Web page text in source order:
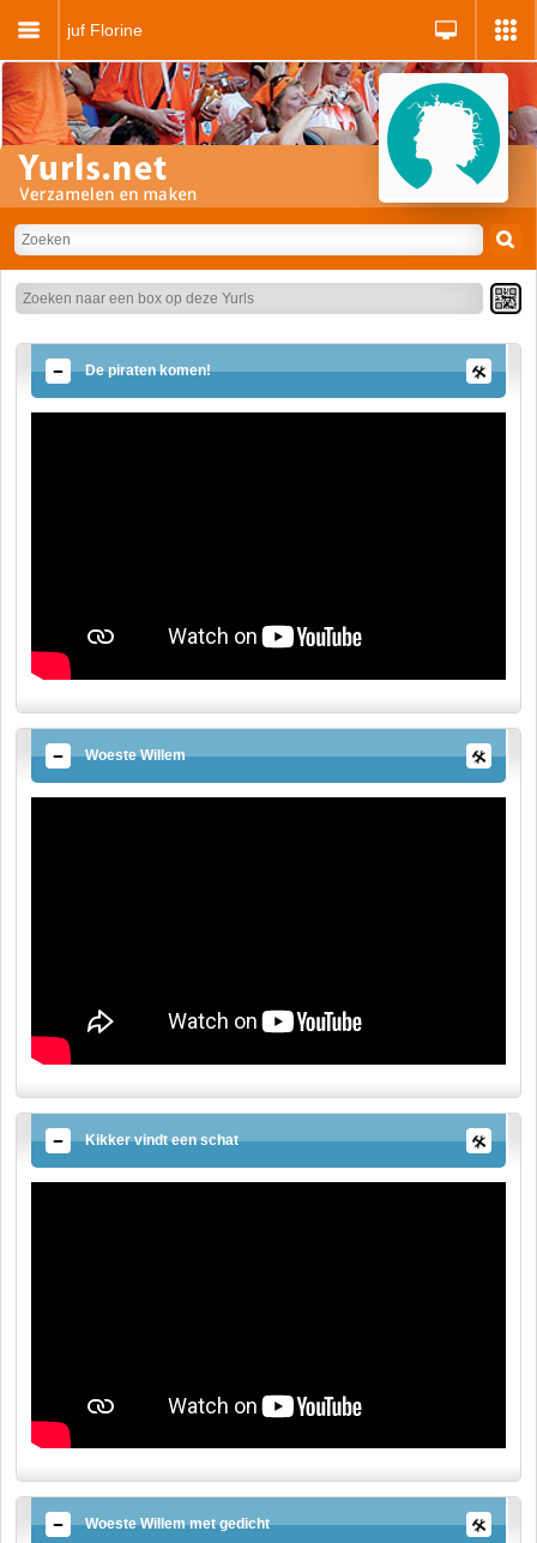
juf Florine
De piraten komen!
Woeste Willem
Kikker vindt een schat
Woeste Willem met gedicht